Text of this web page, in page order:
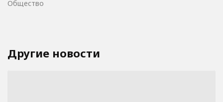
Общество
Другие новости